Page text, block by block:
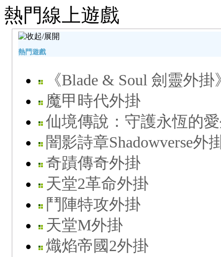
熱門線上遊戲
熱門遊戲
《Blade & Soul 劍靈外掛
魔甲時代外掛
仙境傳說：守護永恆的
闇影詩章Shadowverse外
奇蹟傳奇外掛
天堂2革命外掛
鬥陣特攻外掛
天堂M外掛
熾焰帝國2外掛